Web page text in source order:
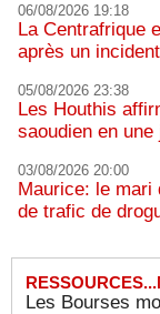
06/08/2026 19:18
La Centrafrique
après un
05/08/2026 23:38
Les Houthis
saoudien en une
03/08/2026 20:00
Maurice: le mari
de trafic de
Les Bourses